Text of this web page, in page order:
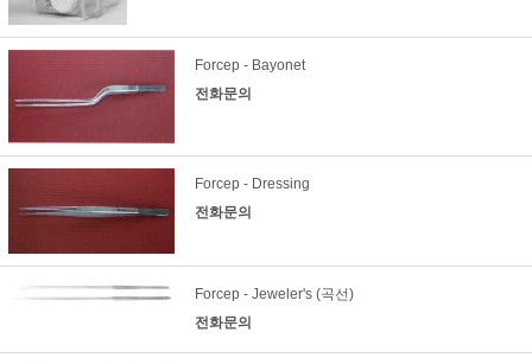
Forcep - Bayonet
전화문의
Forcep - Dressing
전화문의
Forcep - Jeweler's (곡선)
전화문의